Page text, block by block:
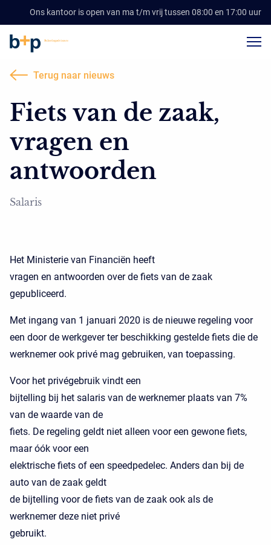
Ons kantoor is open van ma t/m vrij tussen 08:00 en 17:00 uur
Terug naar nieuws
Fiets van de zaak,
vragen en
antwoorden
Salaris
Het Ministerie van Financiën heeft
vragen en antwoorden over de fiets van de zaak
gepubliceerd.
Met ingang van 1 januari 2020 is de nieuwe regeling voor
een door de werkgever ter beschikking gestelde fiets die de
werknemer ook privé mag gebruiken, van toepassing.
Voor het privégebruik vindt een
bijtelling bij het salaris van de werknemer plaats van 7%
van de waarde van de
fiets. De regeling geldt niet alleen voor een gewone fiets,
maar óók voor een
elektrische fiets of een speedpedelec. Anders dan bij de
auto van de zaak geldt
de bijtelling voor de fiets van de zaak ook als de
werknemer deze niet privé
gebruikt.